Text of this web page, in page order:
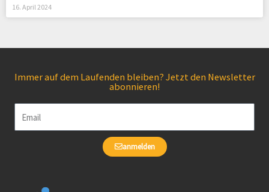
16. April 2024
Immer auf dem Laufenden bleiben? Jetzt den Newsletter
abonnieren!
anmelden